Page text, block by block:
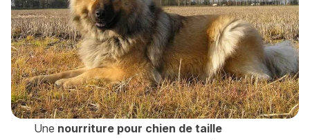
Une nourriture pour chien de taille